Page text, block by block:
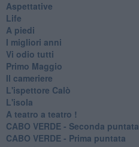
Aspettative
Life
A piedi
I migliori anni
Vi odio tutti
Primo Maggio
Il cameriere
L'ispettore Calò
L'isola
A teatro a teatro !
CABO VERDE - Seconda puntata
CABO VERDE - Prima puntata